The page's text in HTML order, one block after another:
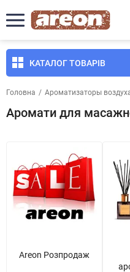
КАТАЛОГ ТОВАРІВ
Головна / Ароматизаторы
Аромати для
Areon Розпродаж